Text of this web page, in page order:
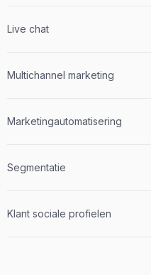
Live chat
Multichannel marketing
Marketingautomatisering
Segmentatie
Klant sociale profielen